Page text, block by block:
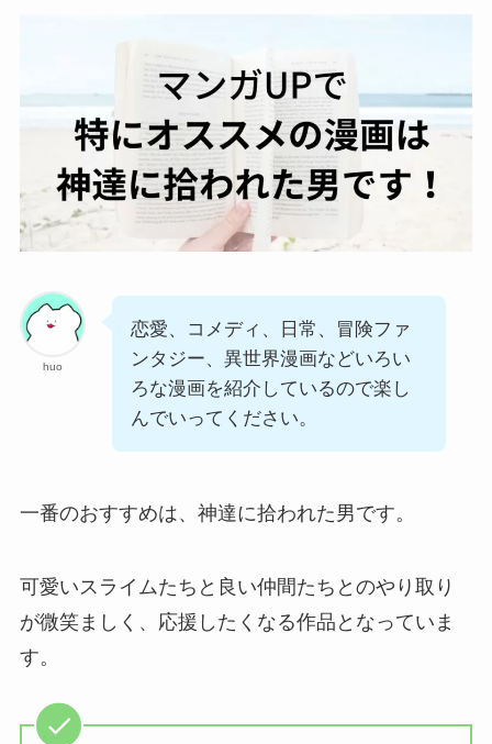
huo
恋愛、コメディ、日常、冒険ファ
ンタジー、異世界漫画などいろい
ろな漫画を紹介しているので楽し
んでいってください。
一番のおすすめは、神達に拾われた男です。
可愛いスライムたちと良い仲間たちとのやり取り
が微笑ましく、応援したくなる作品となっていま
す。